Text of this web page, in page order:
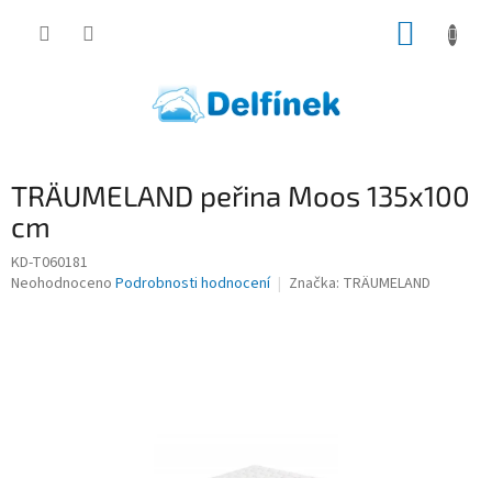
TRÄUMELAND peřina Moos 135x100
cm
KD-T060181
Průměrné
Neohodnoceno Podrobnosti hodnocení Značka: TRÄUMELAND